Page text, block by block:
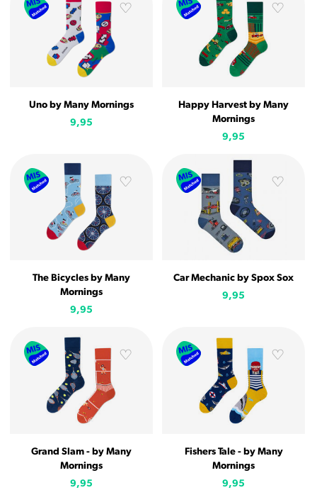
Uno by Many Mornings
9,95
Happy Harvest by Many
Mornings
9,95
The Bicycles by Many
Mornings
9,95
Car Mechanic by Spox Sox
9,95
Grand Slam - by Many
Mornings
9,95
Fishers Tale - by Many
Mornings
9,95